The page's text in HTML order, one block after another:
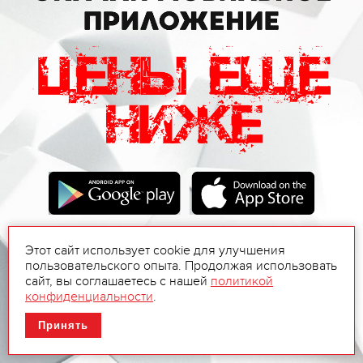
Этот сайт использует cookie для улучшения
пользовательского опыта. Продолжая использовать
сайт, вы соглашаетесь с нашей политикой
конфиденциальности.
Принять